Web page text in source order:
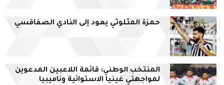
حمزة المثلوثي يعود إلى النادي الصفاقسي
المنتخب الوطني: قائمة اللاعبين المدعوين
لمواجهتي غينيا الاستوائية وناميبيا